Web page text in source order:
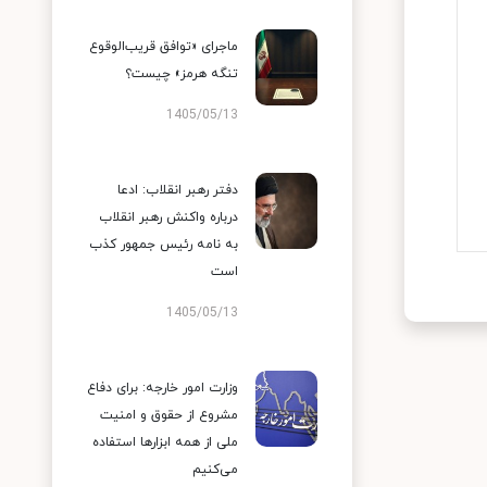
ماجرای «توافق قریب‌الوقوع
تنگه هرمز» چیست؟
1405/05/13
دفتر رهبر انقلاب: ادعا
درباره واکنش رهبر انقلاب
به نامه رئیس جمهور کذب
است
1405/05/13
وزارت امور خارجه: برای دفاع
مشروع از حقوق و امنیت
ملی از همه ابزارها استفاده
می‌کنیم